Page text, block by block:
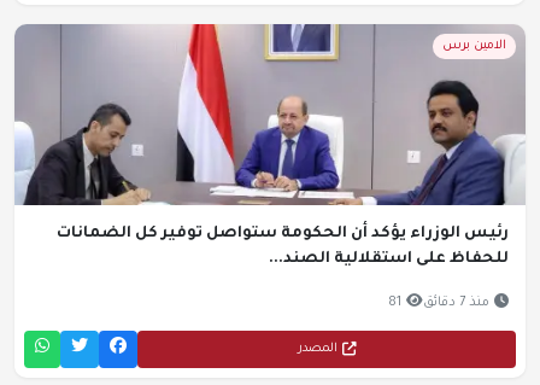
الامين برس
رئيس الوزراء يؤكد أن الحكومة ستواصل توفير كل الضمانات
للحفاظ على استقلالية الصند...
منذ 7 دقائق 81
المصدر